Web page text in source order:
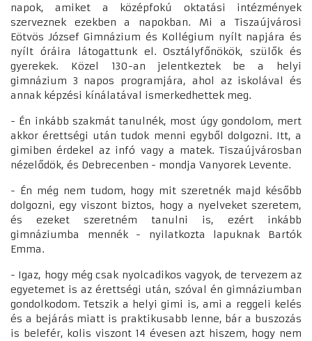
napok, amiket a középfokú oktatási intézmények
szerveznek ezekben a napokban. Mi a Tiszaújvárosi
Eötvös József Gimnázium és Kollégium nyílt napjára és
nyílt óráira látogattunk el. Osztályfőnökök, szülők és
gyerekek. Közel 130-an jelentkeztek be a helyi
gimnázium 3 napos programjára, ahol az iskolával és
annak képzési kínálatával ismerkedhettek meg.
- Én inkább szakmát tanulnék, most úgy gondolom, mert
akkor érettségi után tudok menni egyből dolgozni. Itt, a
gimiben érdekel az infó vagy a matek. Tiszaújvárosban
nézelődök, és Debrecenben - mondja Vanyorek Levente.
- Én még nem tudom, hogy mit szeretnék majd később
dolgozni, egy viszont biztos, hogy a nyelveket szeretem,
és ezeket szeretném tanulni is, ezért inkább
gimnáziumba mennék - nyilatkozta lapuknak Bartók
Emma.
- Igaz, hogy még csak nyolcadikos vagyok, de tervezem az
egyetemet is az érettségi után, szóval én gimnáziumban
gondolkodom. Tetszik a helyi gimi is, ami a reggeli kelés
és a bejárás miatt is praktikusabb lenne, bár a buszozás
is belefér, kolis viszont 14 évesen azt hiszem, hogy nem